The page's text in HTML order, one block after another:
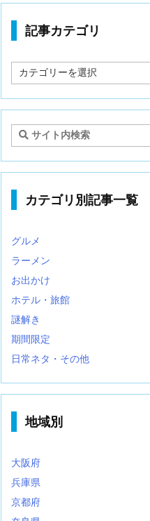
記事カテゴリ
事
テ
リ
カテゴリ別記事一覧
グルメ
ラーメン
お出かけ
ホテル・旅館
謎解き
期間限定
日常ネタ・その他
地域別
大阪府
兵庫県
京都府